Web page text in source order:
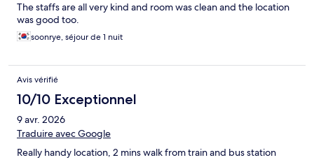
The staffs are all very kind and room was clean and the location
was good too.
soonrye, séjour de 1 nuit
Avis vérifié
10/10 Exceptionnel
9 avr. 2026
Traduire avec Google
Really handy location, 2 mins walk from train and bus station